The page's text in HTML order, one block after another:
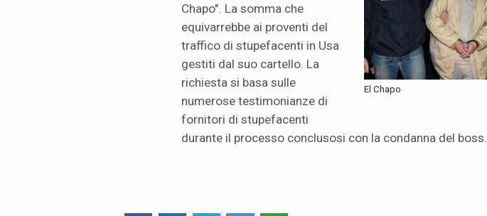
El Chapo
Chapo". La somma che
equivarrebbe ai proventi del
traffico di stupefacenti in Usa
gestiti dal suo cartello. La
richiesta si basa sulle
numerose testimonianze di
fornitori di stupefacenti
durante il processo conclusosi con la condanna del boss.